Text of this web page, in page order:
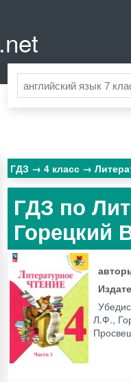
.net
ГДЗ 4 класс
ГДЗ по
Горецкий
Л.Ф.,